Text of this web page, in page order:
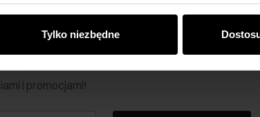
lub uzyskanymi podczas korzystania z ich
Tylko niezbędne
i promocjami!